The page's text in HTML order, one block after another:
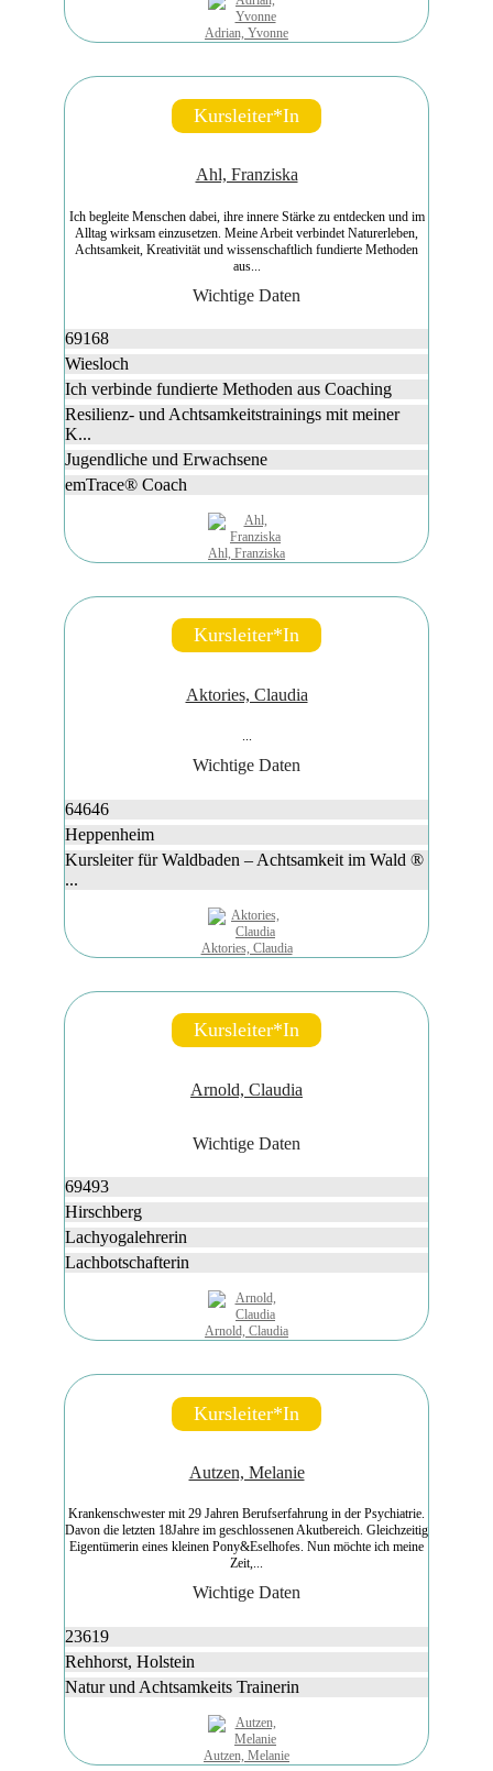
Adrian, Yvonne
Kursleiter*in
Ahl, Franziska
Ich begleite Menschen dabei, ihre innere Stärke zu entdecken und im
Alltag wirksam einzusetzen. Meine Arbeit verbindet Naturerleben,
Achtsamkeit, Kreativität und wissenschaftlich fundierte Methoden
aus...
Wichtige Daten
69168
Wiesloch
Ich verbinde fundierte Methoden aus Coaching
Resilienz- und Achtsamkeitstrainings mit meiner
K...
Jugendliche und Erwachsene
emTrace® Coach
Ahl, Franziska
Kursleiter*in
Aktories, Claudia
...
Wichtige Daten
64646
Heppenheim
Kursleiter für Waldbaden – Achtsamkeit im Wald ®
...
Aktories, Claudia
Kursleiter*in
Arnold, Claudia
Wichtige Daten
69493
Hirschberg
Lachyogalehrerin
Lachbotschafterin
Arnold, Claudia
Kursleiter*in
Autzen, Melanie
Krankenschwester mit 29 Jahren Berufserfahrung in der Psychiatrie.
Davon die letzten 18Jahre im geschlossenen Akutbereich. Gleichzeitig
Eigentümerin eines kleinen Pony&Eselhofes. Nun möchte ich meine
Zeit,...
Wichtige Daten
23619
Rehhorst, Holstein
Natur und Achtsamkeits Trainerin
Autzen, Melanie